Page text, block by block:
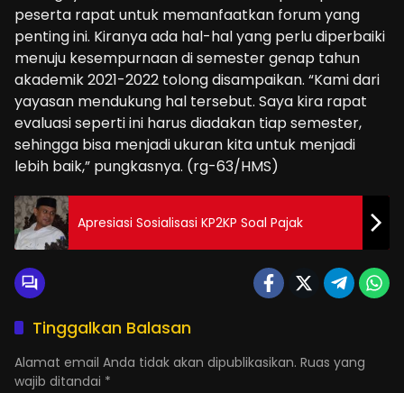
peserta rapat untuk memanfaatkan forum yang
penting ini. Kiranya ada hal-hal yang perlu diperbaiki
menuju kesempurnaan di semester genap tahun
akademik 2021-2022 tolong disampaikan. “Kami dari
yayasan mendukung hal tersebut. Saya kira rapat
evaluasi seperti ini harus diadakan tiap semester,
sehingga bisa menjadi ukuran kita untuk menjadi
lebih baik,” pungkasnya. (rg-63/HMS)
Apresiasi Sosialisasi KP2KP Soal Pajak
Tinggalkan Balasan
Alamat email Anda tidak akan dipublikasikan. Ruas yang
wajib ditandai *